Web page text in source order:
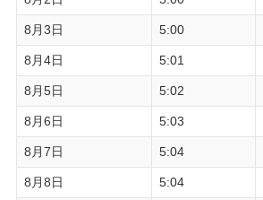
8月3日 5:00
8月4日 5:01
8月5日 5:02
8月6日 5:03
8月7日 5:04
8月8日 5:04